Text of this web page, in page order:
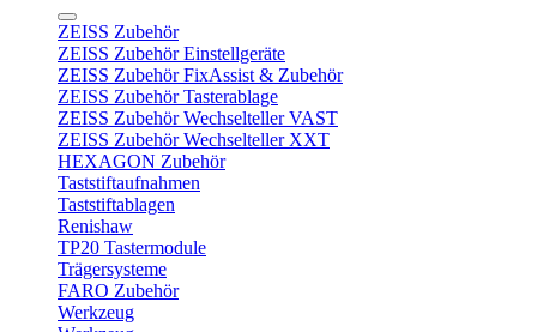
ZEISS Zubehör
ZEISS Zubehör Einstellgeräte
ZEISS Zubehör FixAssist & Zubehör
ZEISS Zubehör Tasterablage
ZEISS Zubehör Wechselteller VAST
ZEISS Zubehör Wechselteller XXT
HEXAGON Zubehör
Taststiftaufnahmen
Taststiftablagen
Renishaw
TP20 Tastermodule
Trägersysteme
FARO Zubehör
Werkzeug